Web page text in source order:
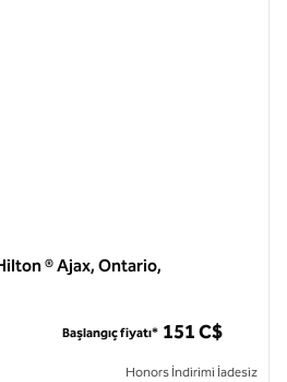
® Ajax, Ontario,
Başlangıç fiyatı* 151 C$
Honors İndirimi İadesiz